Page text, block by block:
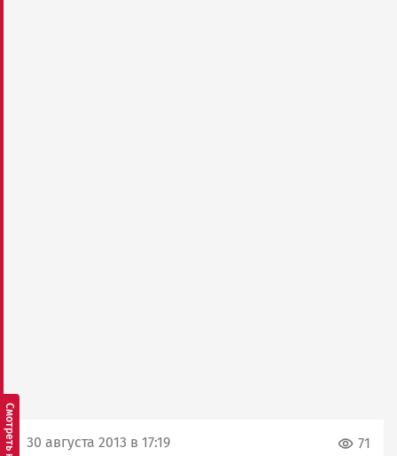
30 августа 2013 в 17:19 71